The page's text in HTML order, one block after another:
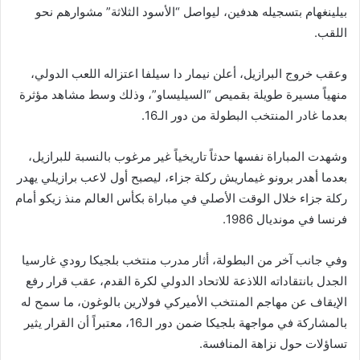
بيلينغهام بتسجيله هدفين، ليواصل “الأسود الثلاثة” مشوارهم نحو
اللقب.
وعقب خروج البرازيل، أعلن نيمار دا سيلفا اعتزاله اللعب الدولي،
منهياً مسيرة طويلة بقميص “السيليساو”، وذلك وسط مشاهد مؤثرة
بعدما غادر المنتخب البطولة من دور الـ16.
وشهدت المباراة نفسها حدثاً تاريخياً غير مرغوب بالنسبة للبرازيل،
بعدما أهدر برونو غيماريش ركلة جزاء، ليصبح أول لاعب برازيلي يهدر
ركلة جزاء خلال الوقت الأصلي في مباراة بكأس العالم منذ زيكو أمام
فرنسا في مونديال 1986.
وفي جانب آخر من البطولة، أثار مدرب منتخب بلجيكا رودي غارسيا
الجدل بانتقاداته اللاذعة للاتحاد الدولي لكرة القدم، عقب قرار رفع
الإيقاف عن مهاجم المنتخب الأميركي فولارين بالوغون، ما سمح له
بالمشاركة في مواجهة بلجيكا ضمن دور الـ16، معتبراً أن القرار يثير
تساؤلات حول نزاهة المنافسة.